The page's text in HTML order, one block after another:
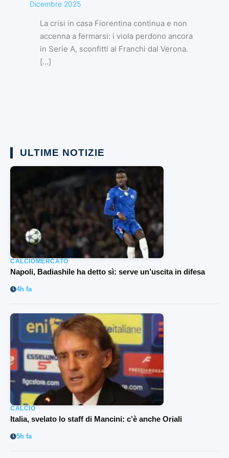
Dicembre 2025
La crisi in casa Fiorentina continua e non
accenna a fermarsi: i viola perdono ancora
in Serie A, sconfitti al Franchi dal Verona.
[…]
ULTIME NOTIZIE
CALCIOMERCATO
Napoli, Badiashile ha detto sì: serve un’uscita in difesa
4h fa
CALCIO
Italia, svelato lo staff di Mancini: c’è anche Oriali
5h fa